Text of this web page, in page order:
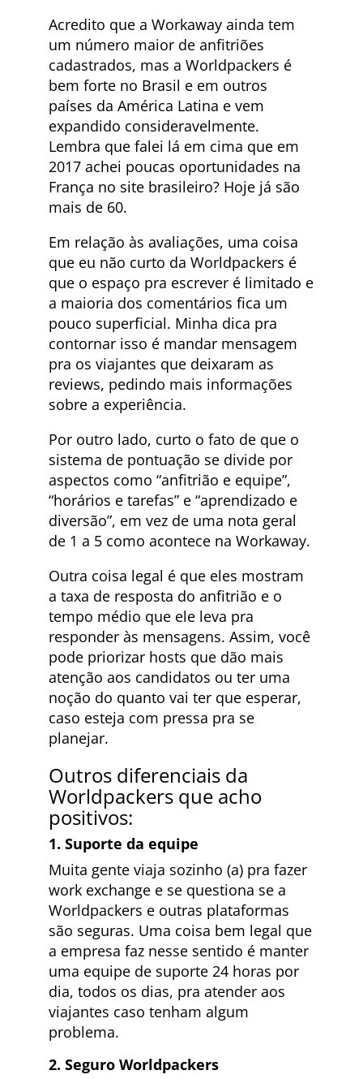
Acredito que a Workaway ainda tem
um número maior de anfitriões
cadastrados, mas a Worldpackers é
bem forte no Brasil e em outros
países da América Latina e vem
expandido consideravelmente.
Lembra que falei lá em cima que em
2017 achei poucas oportunidades na
França no site brasileiro? Hoje já são
mais de 60.
Em relação às avaliações, uma coisa
que eu não curto da Worldpackers é
que o espaço pra escrever é limitado e
a maioria dos comentários fica um
pouco superficial. Minha dica pra
contornar isso é mandar mensagem
pra os viajantes que deixaram as
reviews, pedindo mais informações
sobre a experiência.
Por outro lado, curto o fato de que o
sistema de pontuação se divide por
aspectos como “anfitrião e equipe”,
“horários e tarefas” e “aprendizado e
diversão”, em vez de uma nota geral
de 1 a 5 como acontece na Workaway.
Outra coisa legal é que eles mostram
a taxa de resposta do anfitrião e o
tempo médio que ele leva pra
responder às mensagens. Assim, você
pode priorizar hosts que dão mais
atenção aos candidatos ou ter uma
noção do quanto vai ter que esperar,
caso esteja com pressa pra se
planejar.
Outros diferenciais da
Worldpackers que acho
positivos:
1. Suporte da equipe
Muita gente viaja sozinho (a) pra fazer
work exchange e se questiona se a
Worldpackers e outras plataformas
são seguras. Uma coisa bem legal que
a empresa faz nesse sentido é manter
uma equipe de suporte 24 horas por
dia, todos os dias, pra atender aos
viajantes caso tenham algum
problema.
2. Seguro Worldpackers